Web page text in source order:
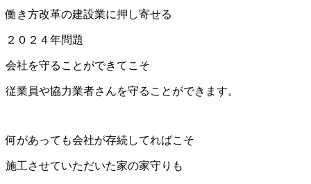
働き方改革の建設業に押し寄せる
２０２４年問題
会社を守ることができてこそ
従業員や協力業者さんを守ることができます。
何があっても会社が存続してればこそ
施工させていただいた家の家守りも